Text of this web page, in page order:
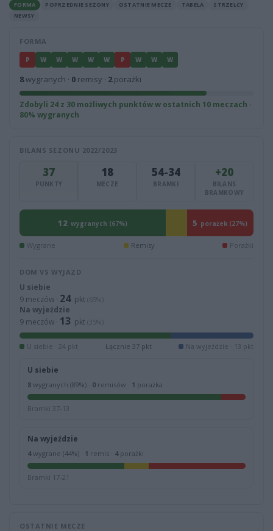
FORMA POPRZEDNIE SEZONY OSTATNIE MECZE TABELA
STRZELCY
NEWSY
FORMA
P W W W W W P W W W
8wygranych · 0 remisy · 2porażki
Zdobyli 24 z 30 możliwych punktów w ostatnich 10 meczach ·
80% wygranych
BILANS SEZONU 2022/2023
37
PUNKTY
18
MECZE
54-34
BRAMKI
+20
BILANS
BRAMKOWY
12 wygranych (67%) 5 porażek (27%)
Wygrane Remisy Porażki
DOM VS WYJAZD
U siebie
9 meczów · 24 pkt (65%)
Na wyjeździe
9 meczów · 13 pkt (35%)
U siebie · 24 pkt Łącznie 37 pkt Na wyjeździe · 13 pkt
U siebie
8 wygranych (89%) · 0remisów · 1 porażka
Bramki 37-13
Na wyjeździe
4wygrane (44%) · 1 remis · 4porażki
Bramki 17-21
OSTATNIE MECZE